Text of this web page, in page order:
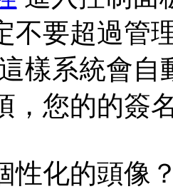
不要超過管
樣系統會自
，您的的簽
性化的頭像